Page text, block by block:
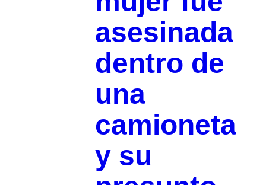
asesinada
dentro de
una
camioneta
y su